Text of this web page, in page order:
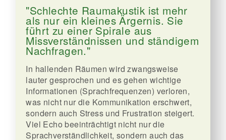
"Schlechte Raumakustik ist mehr
als nur ein kleines Ärgernis. Sie
führt zu einer Spirale aus
Missverständnissen und ständigem
Nachfragen."
In hallenden Räumen wird zwangsweise
lauter gesprochen und es gehen wichtige
Informationen (Sprachfrequenzen) verloren,
was nicht nur die Kommunikation erschwert,
sondern auch Stress und Frustration steigert.
Viel Echo beeinträchtigt nicht nur die
Sprachverständlichkeit, sondern auch das